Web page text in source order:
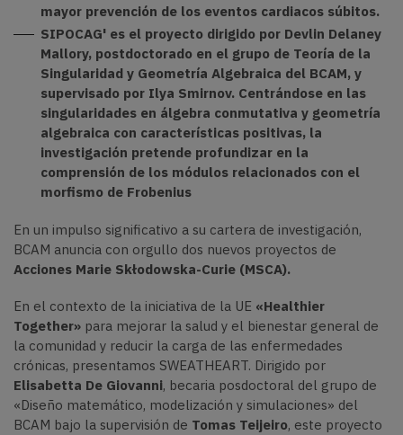
mayor prevención de los eventos cardiacos súbitos.
SIPOCAG' es el proyecto dirigido por Devlin Delaney
Mallory, postdoctorado en el grupo de Teoría de la
Singularidad y Geometría Algebraica del BCAM, y
supervisado por Ilya Smirnov. Centrándose en las
singularidades en álgebra conmutativa y geometría
algebraica con características positivas, la
investigación pretende profundizar en la
comprensión de los módulos relacionados con el
morfismo de Frobenius
En un impulso significativo a su cartera de investigación,
BCAM anuncia con orgullo dos nuevos proyectos de
Acciones Marie Skłodowska-Curie (MSCA).
En el contexto de la iniciativa de la UE «Healthier
Together» para mejorar la salud y el bienestar general de
la comunidad y reducir la carga de las enfermedades
crónicas, presentamos SWEATHEART. Dirigido por
Elisabetta De Giovanni, becaria posdoctoral del grupo de
«Diseño matemático, modelización y simulaciones» del
BCAM bajo la supervisión de Tomas Teijeiro, este proyecto